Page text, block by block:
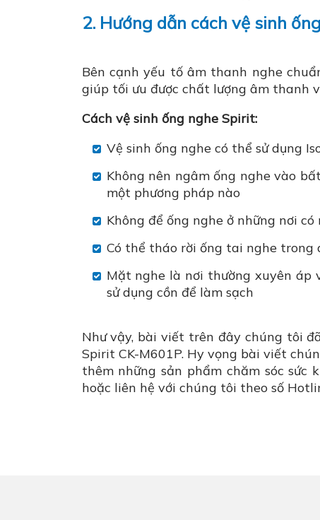
2. Hướng dẫn cách vệ sinh
Bên cạnh yếu tố âm thanh nghe
giúp tối ưu được chất lượng âm thanh
Cách vệ sinh ống nghe Spirit:
Vệ sinh ống nghe có thể sử dụng
Không nên ngâm ống nghe vào
một phương pháp nào
Không để ống nghe ở những nơi
Có thể tháo rời ống tai nghe trong
Mặt nghe là nơi thường xuyên áp
sử dụng cồn để làm sạch
Như vậy, bài viết trên đây chúng tôi
Spirit CK-M601P. Hy vọng bài viết
thêm những sản phẩm chăm sóc
hoặc liên hệ với chúng tôi theo số